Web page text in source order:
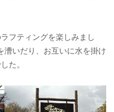
フティングを楽しみまし
漕いだり、お互いに水を掛け
た。